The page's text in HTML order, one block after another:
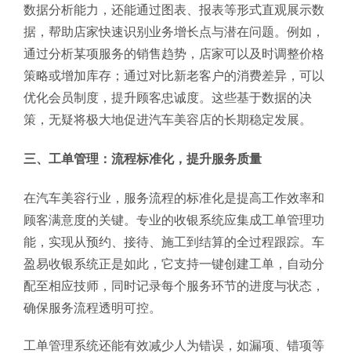
数据分析能力，还能通过图表、报表等形式直观展示数
据，帮助店家快速识别业务增长点与潜在问题。例如，
通过分析某项服务的销售趋势，店家可以及时调整价格
策略或增加库存；通过对比新老客户的消费差异，可以
优化会员制度，提升顾客忠诚度。这些基于数据的决
策，无疑将极大地促进汽车美容店的长期稳定发展。
三、工单管理：流程标准化，提升服务质量
在汽车美容行业，服务流程的标准化是提高工作效率和
顾客满意度的关键。专业的收银系统应集成工单管理功
能，实现从预约、接待、施工到结算的全过程跟踪。车
盈易收银系统正是如此，它支持一键创建工单，自动分
配至相应技师，同时记录每个服务环节的进度与状态，
确保服务流程透明可控。
工单管理系统还能有效减少人为错误，如漏项、错项等